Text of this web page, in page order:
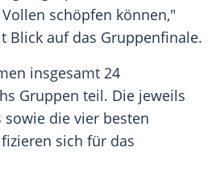
schöpfen können,"
Blick auf das Gruppenfinale.
insgesamt 24
Gruppen teil. Die jeweils
die vier besten
sich für das